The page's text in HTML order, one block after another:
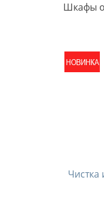
Шкафы
Чистка